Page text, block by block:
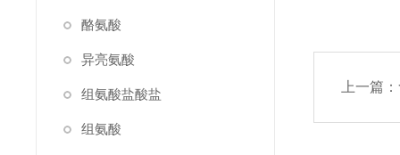
酪氨酸
异亮氨酸
组氨酸盐酸盐
组氨酸
上一篇：